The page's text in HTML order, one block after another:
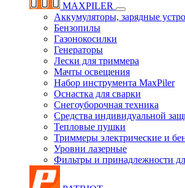
MAXPILER
Аккумуляторы, зарядные
Бензопилы
Газонокосилки
Генераторы
Лески для триммера
Мачты освещения
Набор инструмента MaxPiler
Оснастка для сварки
Снегоуборочная техника
Средства индивидуальной
Тепловые пушки
Триммеры электрические и
Уровни лазерные
Фильтры и принадлежности